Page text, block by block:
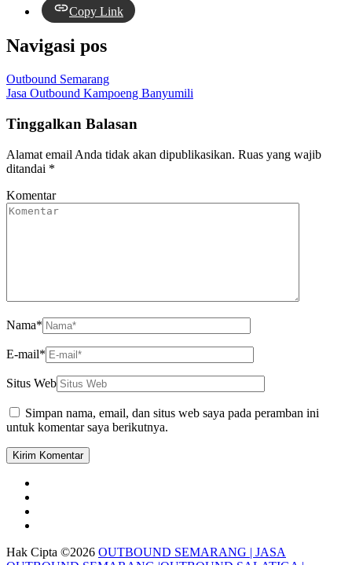
Copy Link
Navigasi pos
Outbound Semarang
Jasa Outbound Kampoeng Banyumili
Tinggalkan Balasan
Alamat email Anda tidak akan dipublikasikan. Ruas yang wajib
ditandai *
Komentar
Nama*
E-mail*
Situs Web
Simpan nama, email, dan situs web saya pada peramban ini
untuk komentar saya berikutnya.
Hak Cipta ©2026 OUTBOUND SEMARANG | JASA